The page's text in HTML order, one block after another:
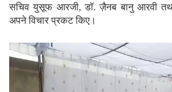
सचिव युसूफ आरजी, डॉ. ज़ैनब बानु आरवी तथा
अपने विचार प्रकट किए।